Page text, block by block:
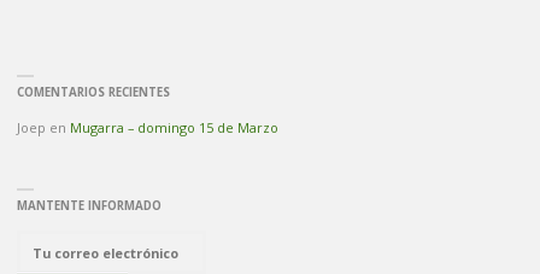
COMENTARIOS RECIENTES
Joep en Mugarra – domingo 15 de Marzo
MANTENTE INFORMADO